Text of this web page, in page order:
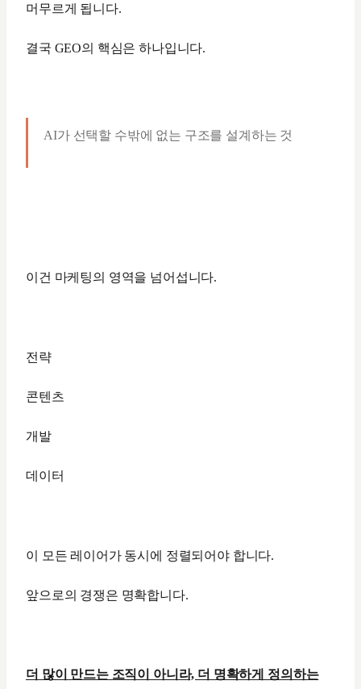
머무르게 됩니다.
결국 GEO의 핵심은 하나입니다.
AI가 선택할 수밖에 없는 구조를 설계하는 것
이건 마케팅의 영역을 넘어섭니다.
전략
콘텐츠
개발
데이터
이 모든 레이어가 동시에 정렬되어야 합니다.
앞으로의 경쟁은 명확합니다.
더 많이 만드는 조직이 아니라, 더 명확하게 정의하는